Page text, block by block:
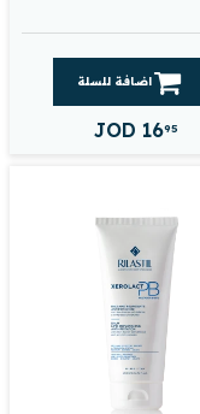
اضافة للسلة
JOD 1695